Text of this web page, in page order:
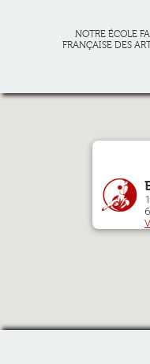
NOTRE ÉCOLE
FRANÇAISE DES